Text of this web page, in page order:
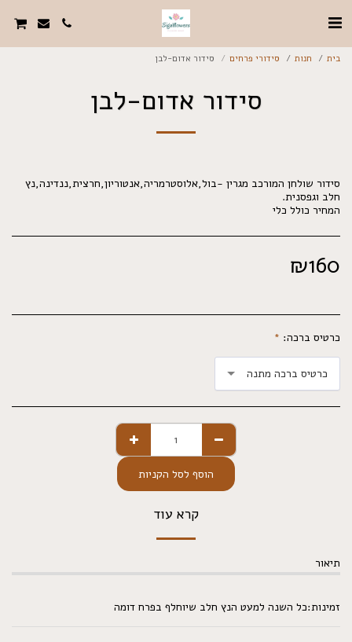
בית חנות סידורי פרחים סידור אדום-לבן
סידור אדום-לבן
סידור שולחן המורכב מגרין -בול,אלוסטרמריה,אנטוריון,חרצית,ננדינה,נץ
המחיר כולל כלי
₪160
כרטיס ברכה: *
כרטיס ברכה מתנה
הוסף לסל הקניות
קרא עוד
תיאור
זמינות:כל השנה למעט הנץ חלב שיוחלף בפרח דומה